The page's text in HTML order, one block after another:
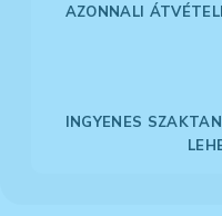
AZONNALI
INGYENES